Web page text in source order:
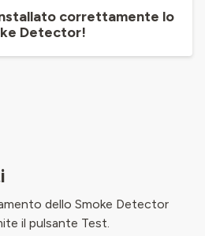
correttamente lo
Detector!
dello Smoke Detector
il pulsante Test.